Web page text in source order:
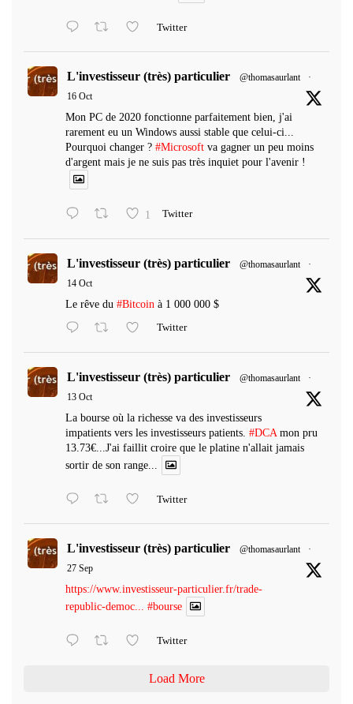
Twitter
L'investisseur (très) particulier @thomasaurlant
·
16 Oct
Mon PC de 2020 fonctionne parfaitement bien, j'ai
rarement eu un Windows aussi stable que celui-ci...
Pourquoi changer ? #Microsoft va gagner un peu moins
d'argent mais je ne suis pas très inquiet pour l'avenir !
1 Twitter
L'investisseur (très) particulier @thomasaurlant
·
14 Oct
Le rêve du #Bitcoin à 1 000 000 $
Twitter
L'investisseur (très) particulier @thomasaurlant
·
13 Oct
La bourse où la richesse va des investisseurs
impatients vers les investisseurs patients. #DCA mon pru
13.73€...J'ai faillit croire que le platine n'allait jamais
sortir de son range...
Twitter
L'investisseur (très) particulier @thomasaurlant
·
27 Sep
https://www.investisseur-particulier.fr/trade-
republic-democ... #bourse
Twitter
Load More